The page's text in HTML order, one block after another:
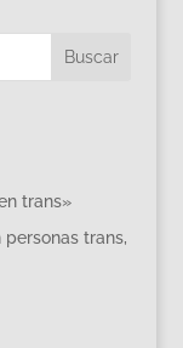
trans»
personas trans,